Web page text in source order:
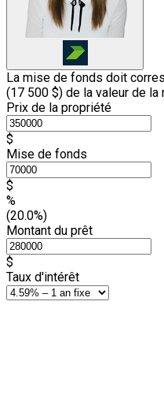
La mise de fonds doit
(17 500 $) de la valeur de la
Prix de la propriété
$
Mise de fonds
$
%
(20.0%)
Montant du prêt
$
Taux d'intérêt